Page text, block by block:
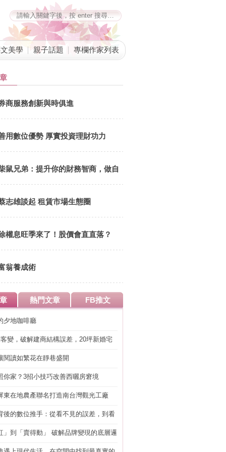
美學 親子話題 專欄作家列表
商服務創新與時俱進
用數位優勢 厚實投資理財功力
鼠兄弟：提升你的財務智商，做自
的提款機
志雄談起 租賃市場生態圈
權息旺季來了！股價會直直落？
翁養成術
熱門文章 FB推文
夕地咖啡廳
變，破解建商結構誤差，20坪新婚宅
閱讀如繁花在靜巷盛開
你家？3招小技巧改善西曬房窘境
東在地農產聯名打造南台灣觀光工廠
後的數位推手：從看不見的誤差，到看
」到「賣得動」 破解品牌變現的底層邏